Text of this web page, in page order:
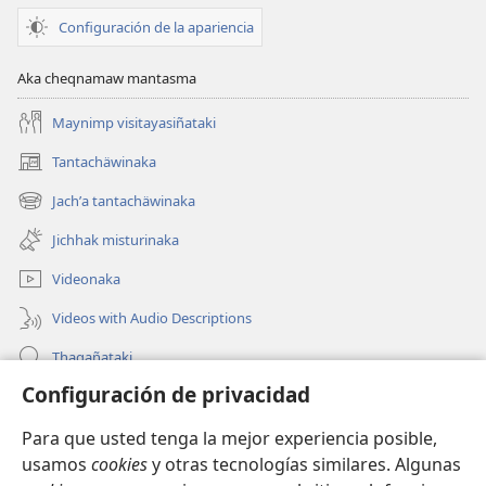
Configuración de privacidad
Para que usted tenga la mejor experiencia posible,
usamos cookiesy otras tecnologías similares. Algunas
Configuración de la apariencia
Aka cheqnamaw mantasma
Maynimp visitayasiñataki
Tantachäwinaka
(opens
new
window)
Jachʼa tantachäwinaka
(opens
new
window)
Jichhak misturinaka
Videonaka
Videos with Audio Descriptions
Thaqañataki
Oraqpachat yatiyäwinaka
Donacionanaka
(opens